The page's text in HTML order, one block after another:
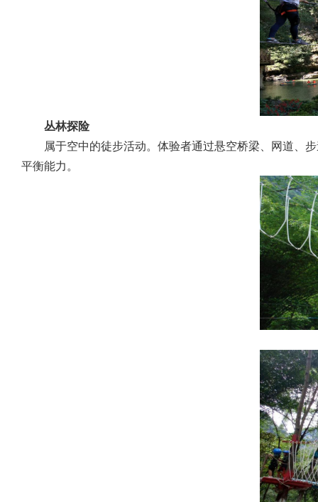
丛林探险
属于空中的徒步活动。体验者通过悬空桥梁、网道、
平衡能力。